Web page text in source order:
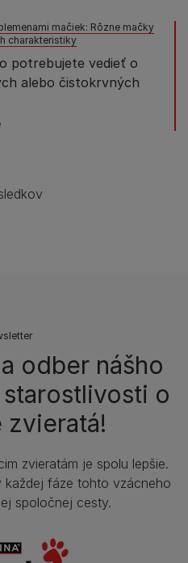
mačiek: Rôzne mačky
charakteristiky
potrebujete vedieť o
alebo čistokrvných
odber nášho
o
zvieratá!
zvieratám je spolu lepšie.
fáze tohto vzácneho
spoločnej cesty.